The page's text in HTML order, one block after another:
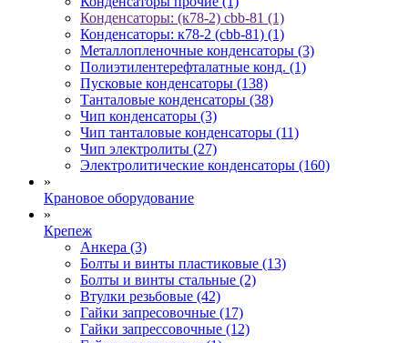
Конденсаторы: (к78-2) cbb-81 (1)
Конденсаторы: к78-2 (cbb-81) (1)
Металлопленочные конденсаторы (3)
Полиэтилентерефталатные конд. (1)
Пусковые конденсаторы (138)
Танталовые конденсаторы (38)
Чип конденсаторы (3)
Чип танталовые конденсаторы (11)
Чип электролиты (27)
Электролитические конденсаторы (160)
»
Крановое оборудование
»
Крепеж
Анкера (3)
Болты и винты пластиковые (13)
Болты и винты стальные (2)
Втулки резьбовые (42)
Гайки запресовочные (17)
Гайки запрессовочные (12)